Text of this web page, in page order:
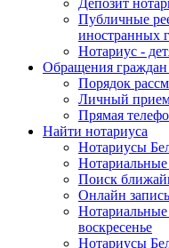
Депозит
Публичные
иностранных
Нотариус -
Обращения
Порядок
Личный
Прямая
Найти нотариуса
Нотариусы
Поиск
Онлайн
воскресенье
Нотариусы